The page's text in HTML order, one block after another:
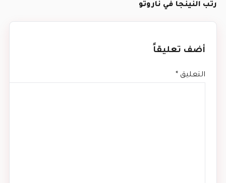
رتب النينجا في ناروتو
أضف تعليقاً
التعليق *